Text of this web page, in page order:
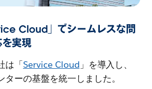
Cloud」でシームレスな問
実現
は「Service Cloud 」を導入し、
ターの基盤を統一しました。